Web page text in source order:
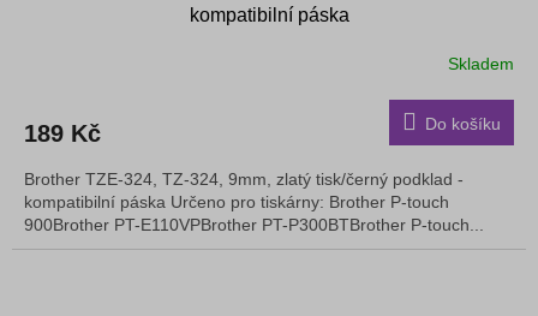
kompatibilní páska
Skladem
189 Kč Do košíku
Brother TZE-324, TZ-324, 9mm, zlatý tisk/černý podklad -
kompatibilní páska Určeno pro tiskárny: Brother P-touch
900Brother PT-E110VPBrother PT-P300BTBrother P-touch...